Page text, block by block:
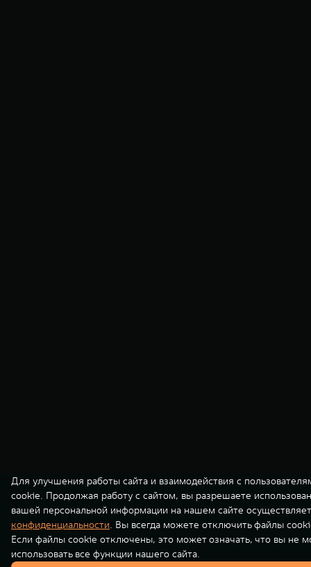
Для улучшения работы сайта и взаимодействия с
cookie. Продолжая работу с сайтом, вы разрешаете
вашей персональной информации на нашем сайте
конфиденциальности. Вы всегда можете отключить файлы
Если файлы cookie отключены, это может означать, что вы не
использовать все функции нашего сайта.